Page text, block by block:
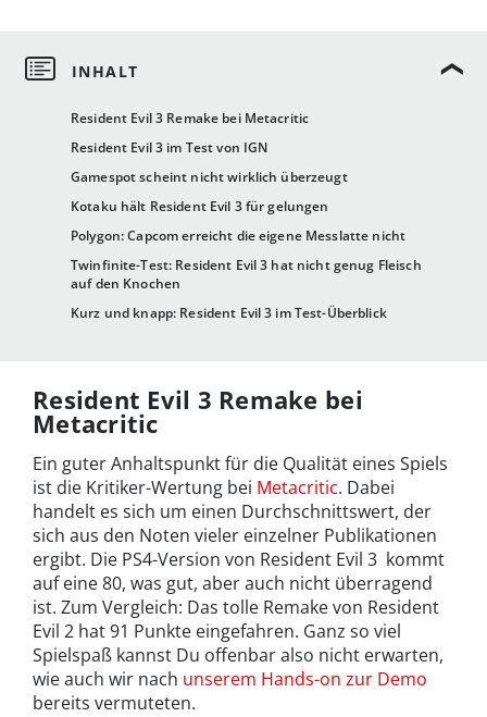
Resident Evil 3 Remake bei Metacritic
Resident Evil 3 im Test von IGN
Gamespot scheint nicht wirklich überzeugt
Kotaku hält Resident Evil 3 für gelungen
Polygon: Capcom erreicht die eigene Messlatte nicht
Twinfinite-Test: Resident Evil 3 hat nicht genug Fleisch
auf den Knochen
Kurz und knapp: Resident Evil 3 im Test-Überblick
Resident Evil 3 Remake bei
Metacritic
Ein guter Anhaltspunkt für die Qualität eines Spiels
ist die Kritiker-Wertung bei Metacritic. Dabei
handelt es sich um einen Durchschnittswert, der
sich aus den Noten vieler einzelner Publikationen
ergibt. Die PS4-Version von Resident Evil 3 kommt
auf eine 80, was gut, aber auch nicht überragend
ist. Zum Vergleich: Das tolle Remake von Resident
Evil 2 hat 91 Punkte eingefahren. Ganz so viel
Spielspaß kannst Du offenbar also nicht erwarten,
wie auch wir nach unserem Hands-on zur Demo
bereits vermuteten.